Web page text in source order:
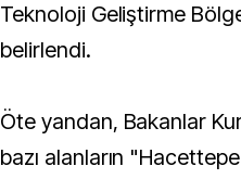
Teknoloji Geliştirme
belirlendi.
Öte yandan, Bakanlar
bazı alanların